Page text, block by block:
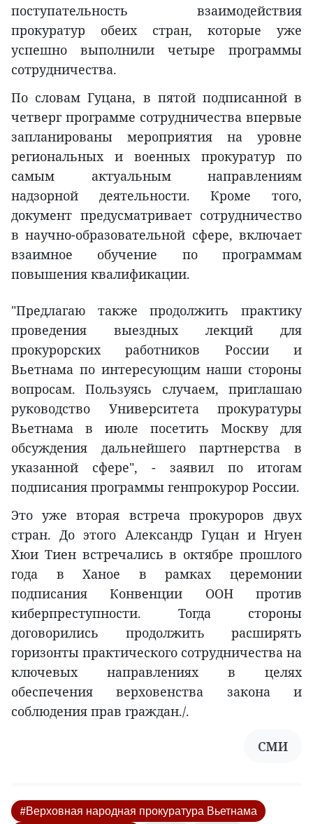
поступательность взаимодействия
прокуратур обеих стран, которые уже
успешно выполнили четыре программы
сотрудничества.
По словам Гуцана, в пятой подписанной в
четверг программе сотрудничества впервые
запланированы мероприятия на уровне
региональных и военных прокуратур по
самым актуальным направлениям
надзорной деятельности. Кроме того,
документ предусматривает сотрудничество
в научно-образовательной сфере, включает
взаимное обучение по программам
повышения квалификации.
"Предлагаю также продолжить практику
проведения выездных лекций для
прокурорских работников России и
Вьетнама по интересующим наши стороны
вопросам. Пользуясь случаем, приглашаю
руководство Университета прокуратуры
Вьетнама в июле посетить Москву для
обсуждения дальнейшего партнерства в
указанной сфере", - заявил по итогам
подписания программы генпрокурор России.
Это уже вторая встреча прокуроров двух
стран. До этого Александр Гуцан и Нгуен
Хюи Тиен встречались в октябре прошлого
года в Ханое в рамках церемонии
подписания Конвенции ООН против
киберпреступности. Тогда стороны
договорились продолжить расширять
горизонты практического сотрудничества на
ключевых направлениях в целях
обеспечения верховенства закона и
соблюдения прав граждан./.
СМИ
#Верховная народная прокуратура Вьетнама